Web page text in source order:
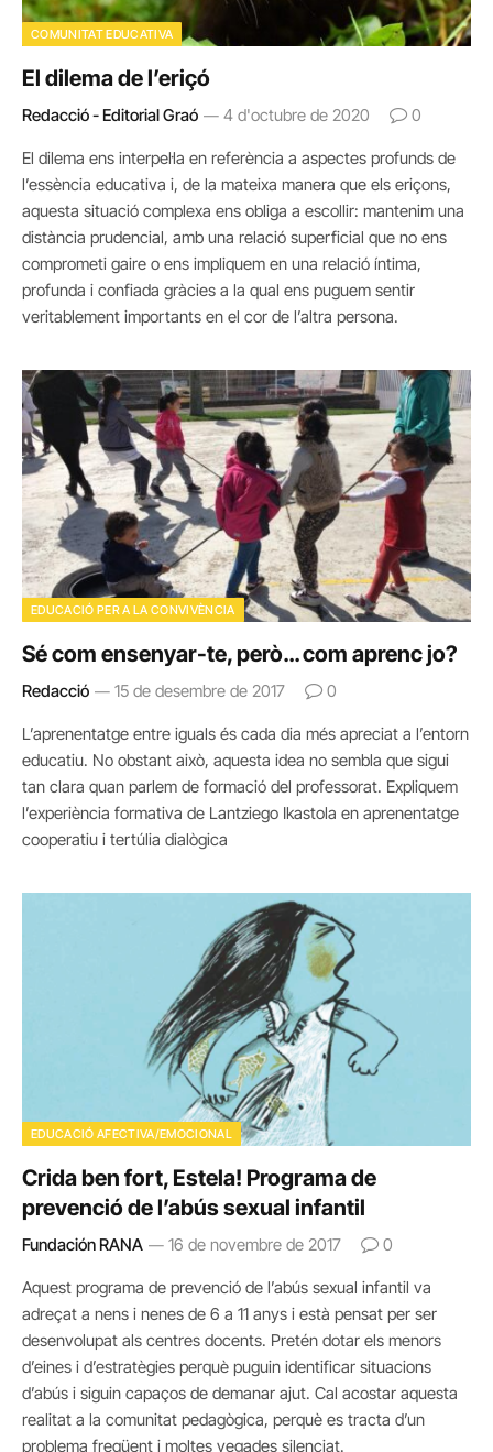
COMUNITAT EDUCATIVA
El dilema de l’eriçó
Redacció - Editorial Graó 4 d'octubre de 2020 0
El dilema ens interpel·la en referència a aspectes profunds de
l’essència educativa i, de la mateixa manera que els eriçons,
aquesta situació complexa ens obliga a escollir: mantenim una
distància prudencial, amb una relació superficial que no ens
comprometi gaire o ens impliquem en una relació íntima,
profunda i confiada gràcies a la qual ens puguem sentir
veritablement importants en el cor de l’altra persona.
EDUCACIÓ PER A LA CONVIVÈNCIA
Sé com ensenyar-te, però… com aprenc jo?
Redacció 15 de desembre de 2017 0
L’aprenentatge entre iguals és cada dia més apreciat a l’entorn
educatiu. No obstant això, aquesta idea no sembla que sigui
tan clara quan parlem de formació del professorat. Expliquem
l’experiència formativa de Lantziego Ikastola en aprenentatge
cooperatiu i tertúlia dialògica
EDUCACIÓ AFECTIVA/EMOCIONAL
Crida ben fort, Estela! Programa de
prevenció de l’abús sexual infantil
Fundación RANA 16 de novembre de 2017 0
Aquest programa de prevenció de l’abús sexual infantil va
adreçat a nens i nenes de 6 a 11 anys i està pensat per ser
desenvolupat als centres docents. Pretén dotar els menors
d’eines i d’estratègies perquè puguin identificar situacions
d’abús i siguin capaços de demanar ajut. Cal acostar aquesta
realitat a la comunitat pedagògica, perquè es tracta d’un
problema freqüent i moltes vegades silenciat.